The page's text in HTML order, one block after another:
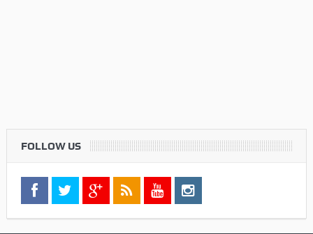
FOLLOW US